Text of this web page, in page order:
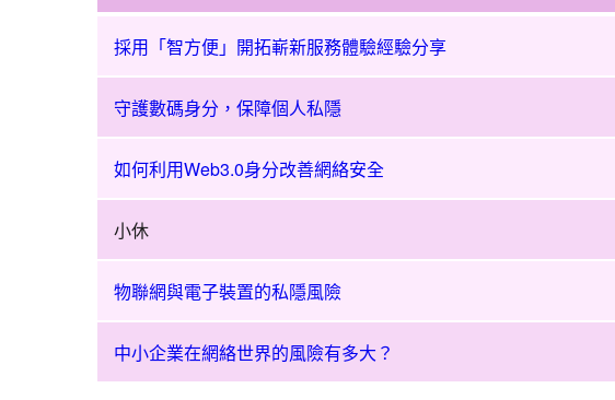
安
網
2023
-
「守
護
採用「智方便」開拓嶄新服務體驗經驗分享
守護數碼身分，保障個人私隱
如何利用Web3.0身分改善網絡安全
小休
物聯網與電子裝置的私隱風險
中小企業在網絡世界的風險有多大？